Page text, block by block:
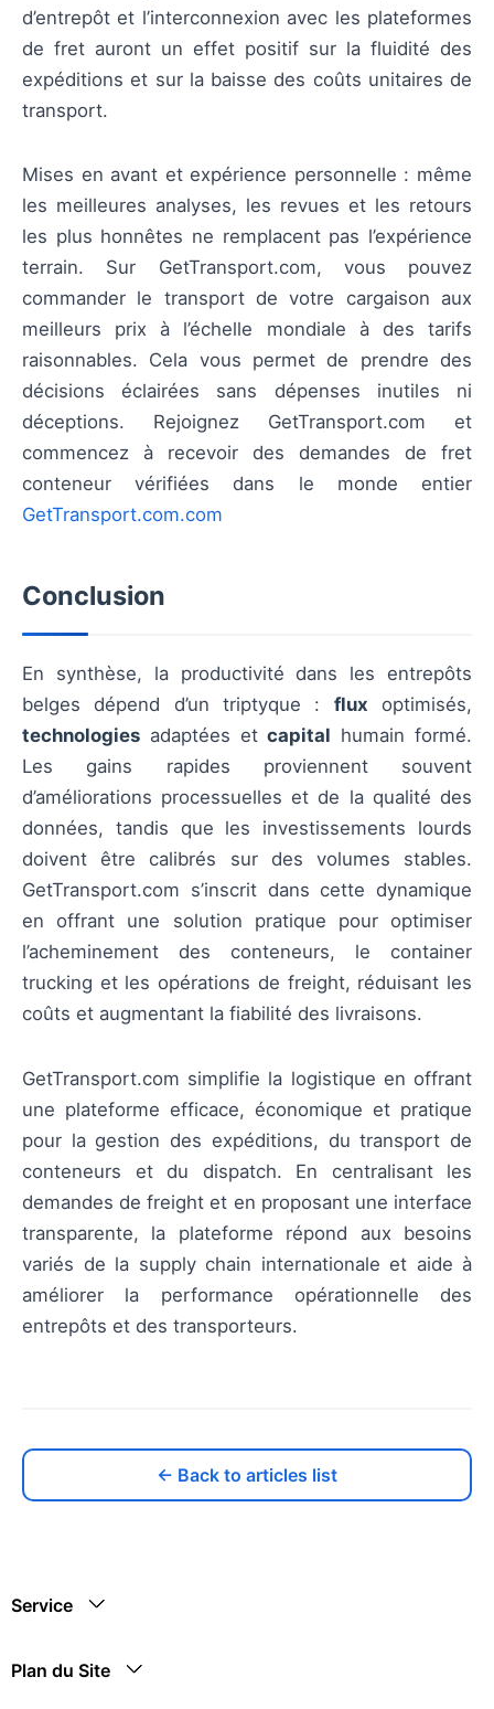
d’entrepôt et l’interconnexion avec les plateformes
de fret auront un effet positif sur la fluidité des
expéditions et sur la baisse des coûts unitaires de
transport.
Mises en avant et expérience personnelle : même
les meilleures analyses, les revues et les retours
les plus honnêtes ne remplacent pas l’expérience
terrain. Sur GetTransport.com, vous pouvez
commander le transport de votre cargaison aux
meilleurs prix à l’échelle mondiale à des tarifs
raisonnables. Cela vous permet de prendre des
décisions éclairées sans dépenses inutiles ni
déceptions. Rejoignez GetTransport.com et
commencez à recevoir des demandes de fret
conteneur vérifiées dans le monde entier
GetTransport.com.com
Conclusion
En synthèse, la productivité dans les entrepôts
belges dépend d’un triptyque : flux optimisés,
technologies adaptées etcapital humain formé.
Les gains rapides proviennent souvent
d’améliorations processuelles et de la qualité des
données, tandis que les investissements lourds
doivent être calibrés sur des volumes stables.
GetTransport.com s’inscrit dans cette dynamique
en offrant une solution pratique pour optimiser
l’acheminement des conteneurs, le container
trucking et les opérations de freight, réduisant les
coûts et augmentant la fiabilité des livraisons.
GetTransport.com simplifie la logistique en offrant
une plateforme efficace, économique et pratique
pour la gestion des expéditions, du transport de
conteneurs et du dispatch. En centralisant les
demandes de freight et en proposant une interface
transparente, la plateforme répond aux besoins
variés de la supply chain internationale et aide à
améliorer la performance opérationnelle des
entrepôts et des transporteurs.
← Back to articles list
Service
Plan du Site